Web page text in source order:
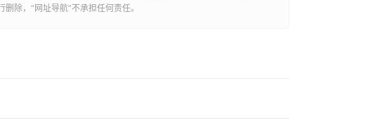
删除，“ 网址导航”不承担任何责任。